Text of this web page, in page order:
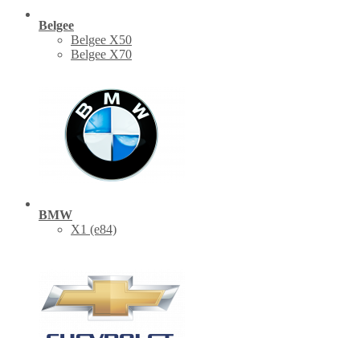
Belgee
Belgee X50
Belgee X70
BMW
X1 (е84)